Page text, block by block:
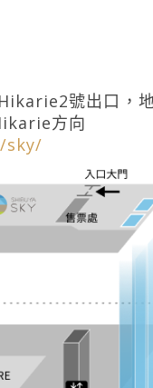
號出口，
方向
sky/